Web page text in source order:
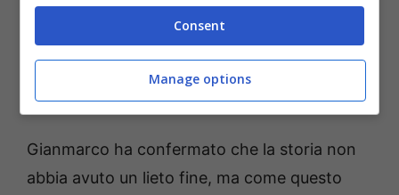
gossip del tutto falsiche hanno coinvolto la
sua famiglia e gli amici, sottolineando come
non abbiano nulla a che fare con la sua
rottura.
Gianmarco ha confermato che la storia non
abbia avuto un lieto fine, ma come questo
Consent
Manage options